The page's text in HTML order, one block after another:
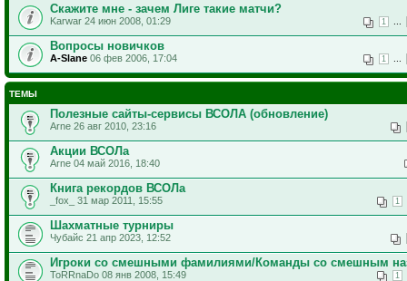
Скажите мне - зачем Лиге такие матчи?
1
Karwar 24 июн 2008, 01:29
Вопросы новичков
1
A-Slane 06 фев 2006, 17:04
ТЕМЫ
Полезные сайты-сервисы ВСОЛА (обновление)
Arne 26 авг 2010, 23:16
Акции ВСОЛа
Arne 04 май 2016, 18:40
Книга рекордов ВСОЛа
1
_fox_ 31 мар 2011, 15:55
Шахматные турниры
Чубайс 21 апр 2023, 12:52
Игроки со смешными фамилиями/Команды со смешным
1
ToRRnaDo 08 янв 2008, 15:49